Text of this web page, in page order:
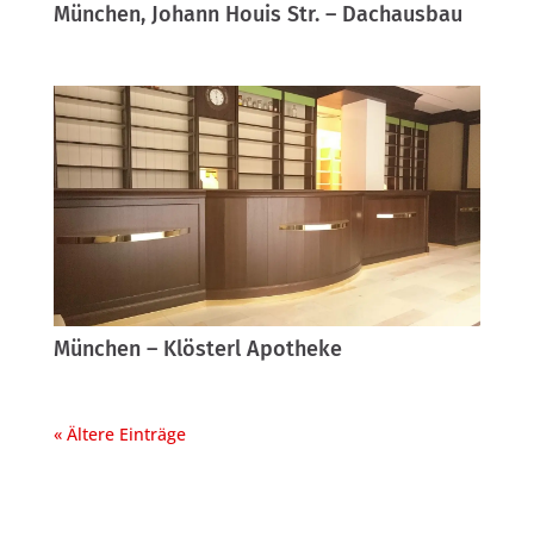
München, Johann Houis Str. – Dachausbau
München – Klösterl Apotheke
« Ältere Einträge